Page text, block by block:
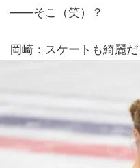
——そこ（笑）？
岡崎：スケートも綺麗だ